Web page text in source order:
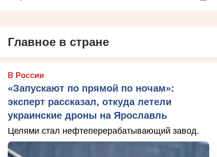
Главное в стране
В России
«Запускают по прямой по ночам»:
эксперт рассказал, откуда летели
украинские дроны на Ярославль
Целями стал нефтеперерабатывающий завод.